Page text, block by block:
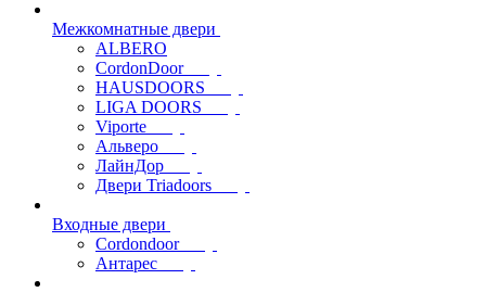
Межкомнатные двери
ALBERO
CordonDoor
HAUSDOORS
LIGA DOORS
Viporte
Альверо
ЛайнДор
Двери Triadoors
Входные двери
Cordondoor
Антарес